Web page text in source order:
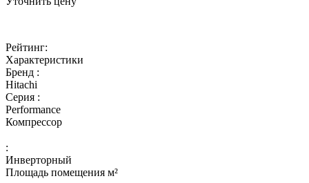
Рейтинг:
Характеристики
Бренд :
Hitachi
Серия :
Performance
Компрессор
:
Инверторный
Площадь помещения м²